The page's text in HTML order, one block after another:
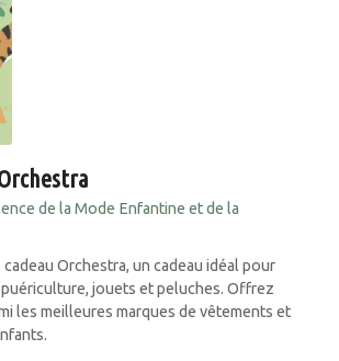
de la Mode Enfantine et de la
Orchestra, un cadeau idéal pour
jouets et peluches. Offrez
les meilleures marques de vêtements et